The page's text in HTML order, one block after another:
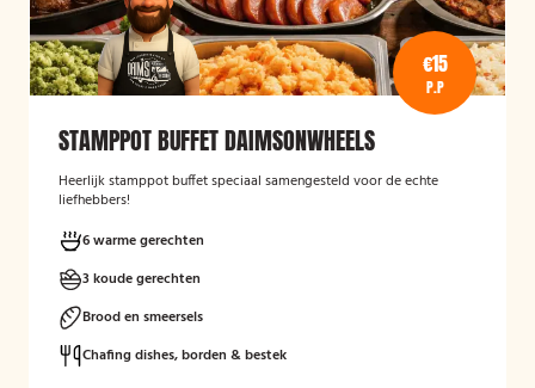
€15
P.P
STAMPPOT BUFFET DAIMSONWHEELS
Heerlijk stamppot buffet speciaal samengesteld voor de echte
liefhebbers!
6 warme gerechten
3 koude gerechten
Brood en smeersels
Chafing dishes, borden & bestek